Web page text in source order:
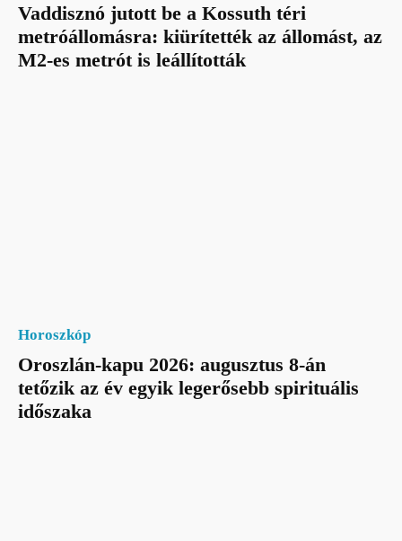
Vaddisznó jutott be a Kossuth téri
metróállomásra: kiürítették az állomást, az
M2-es metrót is leállították
Horoszkóp
Oroszlán-kapu 2026: augusztus 8-án
tetőzik az év egyik legerősebb spirituális
időszaka